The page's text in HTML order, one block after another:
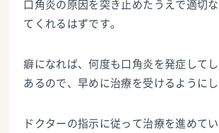
口角炎の原因を突き止めたうえで適切
てくれるはずです。
癖になれば、何度も口角炎を発症して
あるので、早めに治療を受けるようにし
ドクターの指示に従って治療を進めて